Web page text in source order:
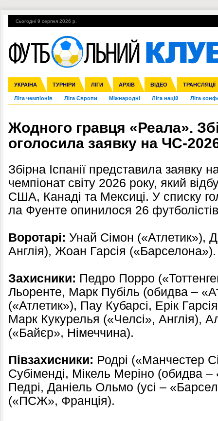
Сьогодні 9 серпня 2026 р.
УКРАЇНА ТУРНІРИ ЛІГИ АРХІВ ВІДЕО ТРАНСЛЯЦІЇ
Збірна Прем'єр-ліга Перша ліга Друга ліга Кубок України
Ліга чемпіонів Ліга Європи Міжнародні Ліга націй Ліга
Англія Іспанія Італія Німеччина Франція Інші
ЧС-2014 ЄВРО-2016 Росія Кубок конфедерацій ЧЄ-2015 (U-
Гарячі теми УПЛ, 2-й тур ВІЙНА УПЛ-ПЕРЕХОДИ
Жодного гравця «Реала».
оголосила заявку на ЧС-
Збірна Іспанії представила заявку
чемпіонат світу 2026 року, який
США, Канаді та Мексиці. У списку
ла Фуенте опинилося 26 футболістів
Воротарі: Унай Сімон («Атлетик»),
Англія), Жоан Гарсія («Барселона»).
Захисники: Педро Порро
Льоренте, Марк Пубіль (обидва –
(«Атлетик»), Пау Кубарсі, Ерік
Марк Кукурелья («Челсі», Англія),
(«Байєр», Німеччина).
Півзахисники: Родрі («Манчестер
Субіменді, Мікель Меріно (обидва –
Педрі, Даніель Ольмо (усі –
(«ПСЖ», Франція).